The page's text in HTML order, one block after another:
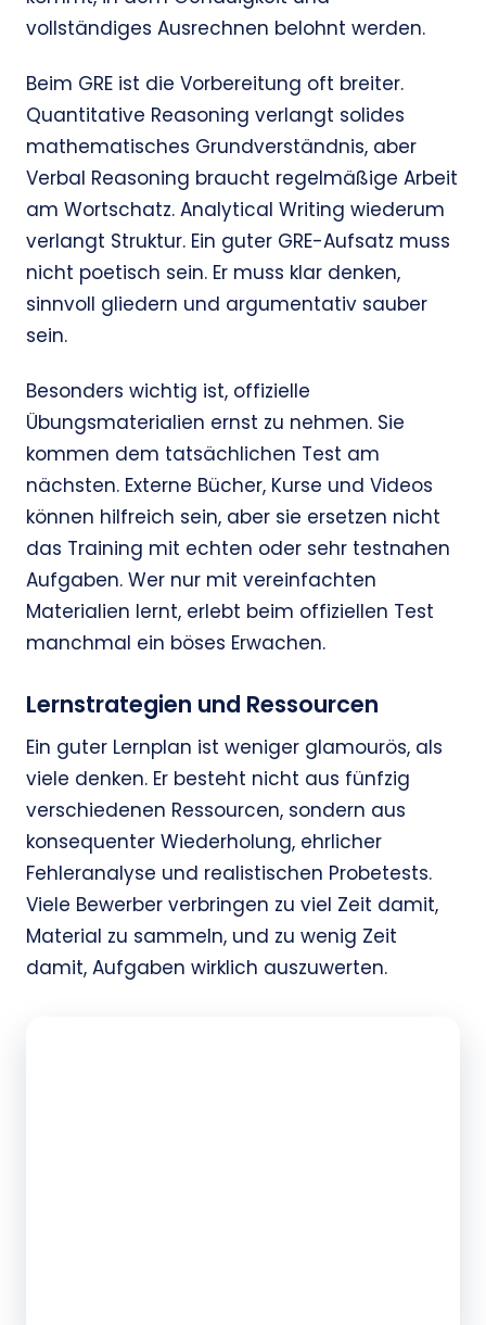
vollständiges Ausrechnen belohnt werden.
Beim GRE ist die Vorbereitung oft breiter.
Quantitative Reasoning verlangt solides
mathematisches Grundverständnis, aber
Verbal Reasoning braucht regelmäßige Arbeit
am Wortschatz. Analytical Writing wiederum
verlangt Struktur. Ein guter GRE-Aufsatz muss
nicht poetisch sein. Er muss klar denken,
sinnvoll gliedern und argumentativ sauber
sein.
Besonders wichtig ist, offizielle
Übungsmaterialien ernst zu nehmen. Sie
kommen dem tatsächlichen Test am
nächsten. Externe Bücher, Kurse und Videos
können hilfreich sein, aber sie ersetzen nicht
das Training mit echten oder sehr testnahen
Aufgaben. Wer nur mit vereinfachten
Materialien lernt, erlebt beim offiziellen Test
manchmal ein böses Erwachen.
Lernstrategien und Ressourcen
Ein guter Lernplan ist weniger glamourös, als
viele denken. Er besteht nicht aus fünfzig
verschiedenen Ressourcen, sondern aus
konsequenter Wiederholung, ehrlicher
Fehleranalyse und realistischen Probetests.
Viele Bewerber verbringen zu viel Zeit damit,
Material zu sammeln, und zu wenig Zeit
damit, Aufgaben wirklich auszuwerten.